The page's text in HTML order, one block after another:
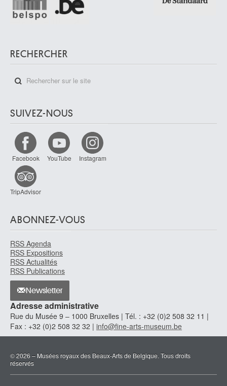
RECHERCHER
SUIVEZ-NOUS
Facebook YouTube Instagram
TripAdvisor
ABONNEZ-VOUS
RSS Agenda
RSS Expositions
RSS Actualités
RSS Publications
Newsletter
Adresse administrative
Rue du Musée 9 – 1000 Bruxelles | Tél. : +32 (0)2 508 32 11 |
Fax : +32 (0)2 508 32 32 | info@fine-arts-museum.be
© 2026 – Musées royaux des Beaux-Arts de Belgique. Tous droits
réservés